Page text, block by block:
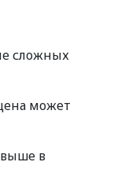
сложных
может
выше в